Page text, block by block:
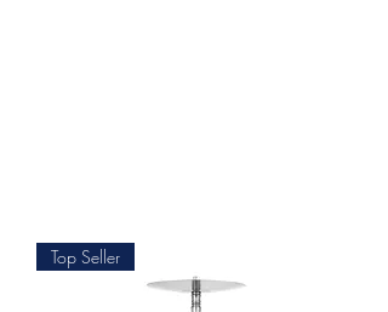
Top Seller